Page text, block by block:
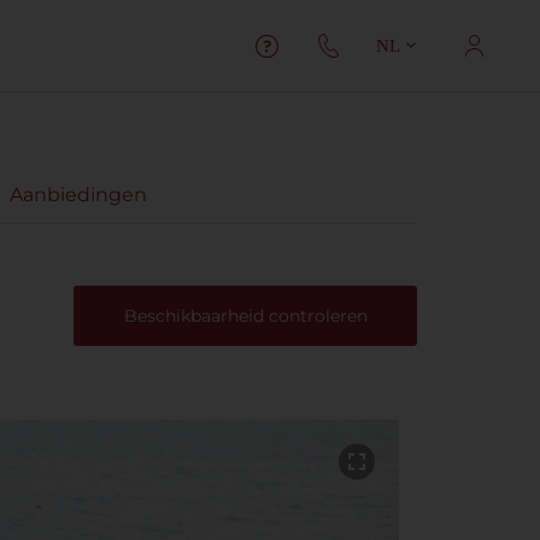
NL
Aanbiedingen
Beschikbaarheid controleren